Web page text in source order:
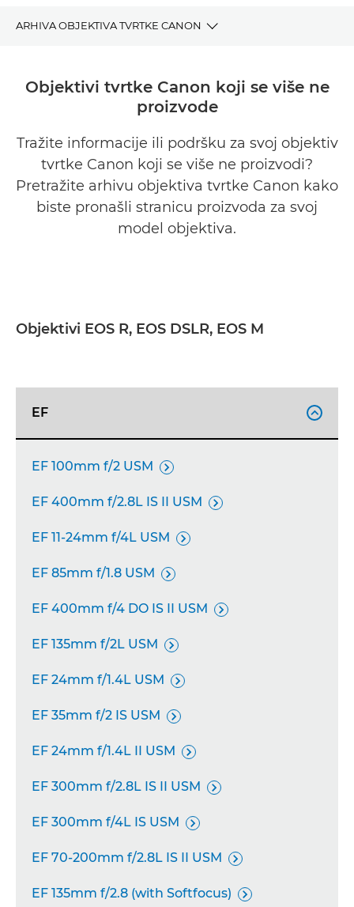
ARHIVA OBJEKTIVA TVRTKE CANON
PRONAĐITE SAVRŠEN OBJEKTIV TVRTKE CANON
PODRŠKA
Objektivi tvrtke Canon koji se više ne
proizvode
Tražite informacije ili podršku za svoj objektiv
tvrtke Canon koji se više ne proizvodi?
Pretražite arhivu objektiva tvrtke Canon kako
biste pronašli stranicu proizvoda za svoj
model objektiva.
Objektivi EOS R, EOS DSLR, EOS M
EF 
EF 100mm f/2 USM 
EF 400mm f/2.8L IS II USM 
EF 11-24mm f/4L USM 
EF 85mm f/1.8 USM 
EF 400mm f/4 DO IS II USM 
EF 135mm f/2L USM 
EF 24mm f/1.4L USM 
EF 35mm f/2 IS USM 
EF 24mm f/1.4L II USM 
EF 300mm f/2.8L IS II USM 
EF 300mm f/4L IS USM 
EF 70-200mm f/2.8L IS II USM 
EF 135mm f/2.8 (with Softfocus) 